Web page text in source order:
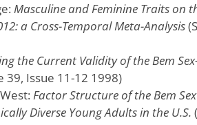
Masculine and Feminine Traits on
a Cross-Temporal Meta-Analysis
the Current Validity of the Bem
39, Issue 11-12 1998)
Factor Structure of the Bem
Diverse Young Adults in the U.S.